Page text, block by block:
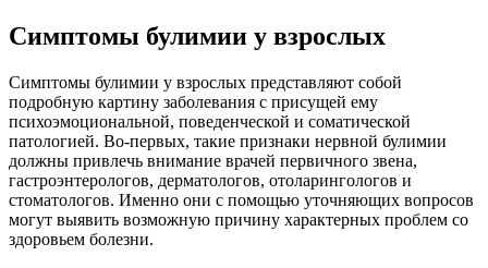
Симптомы булимии у взрослых
Симптомы булимии у взрослых представляют собой
подробную картину заболевания с присущей ему
психоэмоциональной, поведенческой и соматической
патологией. Во-первых, такие признаки нервной булимии
должны привлечь внимание врачей первичного звена,
гастроэнтерологов, дерматологов, отоларингологов и
стоматологов. Именно они с помощью уточняющих вопросов
могут выявить возможную причину характерных проблем со
здоровьем болезни.